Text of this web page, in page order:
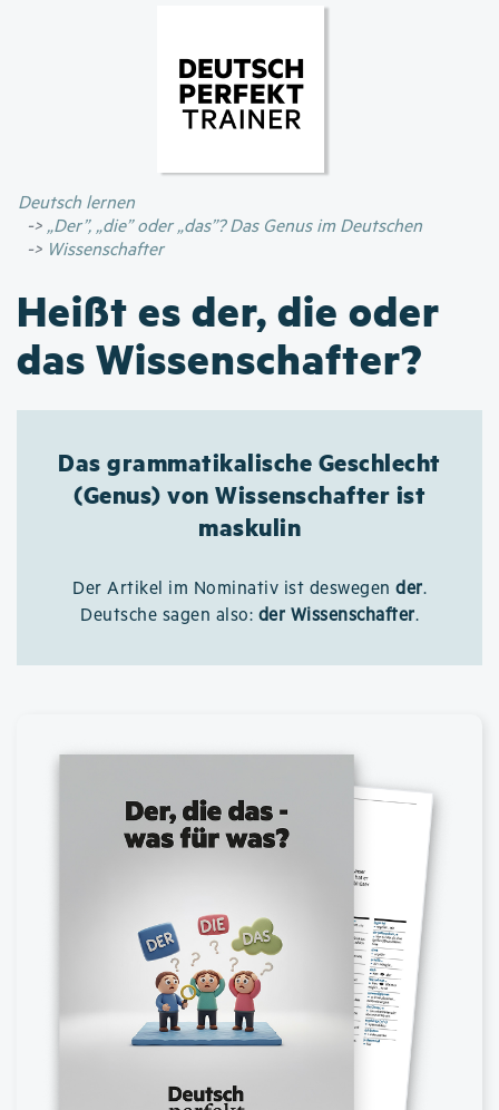
Inhalt
Deutsch lernen
„Der”, „die” oder „das”? Das Genus im Deutschen
Wissenschafter
Heißt es der, die oder
das Wissenschafter?
Das grammatikalische Geschlecht
(Genus) von Wissenschafter ist
maskulin
Der Artikel im Nominativ ist deswegen der.
Deutsche sagen also: der Wissenschafter.